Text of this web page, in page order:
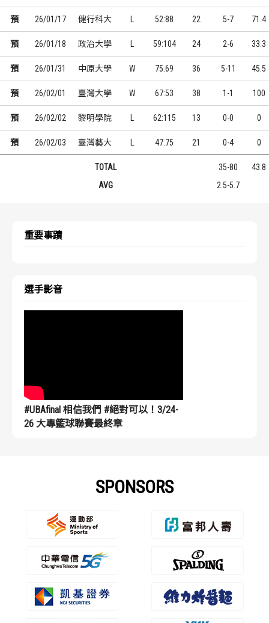
預 26/01/17 健行科大 52:88 22 5-7 71.4
預 26/01/18 政治大學 59:104 24 2-6 33.3
預 26/01/31 中原大學 W 75:69 36 5-11 45.5
預 26/02/01 臺灣大學 W 67:53 38 1-1 100
預 26/02/02 黎明學院 62:115 13 0-0 0
預 26/02/03 臺灣藝大 47:75 21 0-4 0
TOTAL 35-80
43.8
AVG
2.5-5.7
重要事蹟
選手影音
#UBAfinal 相信我們 #絕對可以！3/24-
26 大專籃球聯賽最終章
SPONSORS